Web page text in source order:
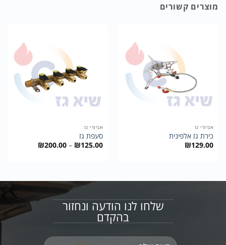
מוצרים קשורים
אביזרי גז
כירת גז אלפינית
₪129.00
אביזרי גז
סעפת גז
₪125.00
–
₪200.00 טווח
שלחו לנו הודעה ונחזור
בהקדם